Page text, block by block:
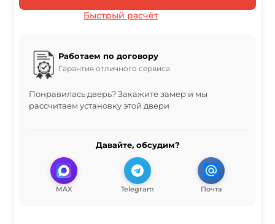
Быстрый расчёт
Работаем по договору
Гарантия отличного сервиса
Понравилась дверь? Закажите замер и мы
рассчитаем установку этой двери
Давайте, обсудим?
MAX Telegram Почта